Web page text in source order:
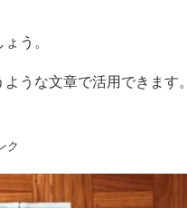
う。
うな文章で活用できます。
ク